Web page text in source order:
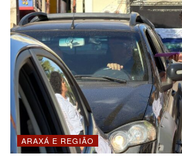
ARAXÁ E REGIÃO